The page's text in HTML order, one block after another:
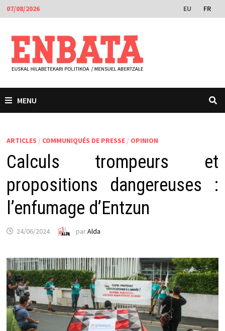
Passer
au
contenu
07/08/2026 EU FR
MENU
ARTICLES / COMMUNIQUÉS DE PRESSE/ OPINION
Calculs trompeurs et
propositions dangereuses :
l’enfumage d’Entzun​
24/06/2024 parAlda